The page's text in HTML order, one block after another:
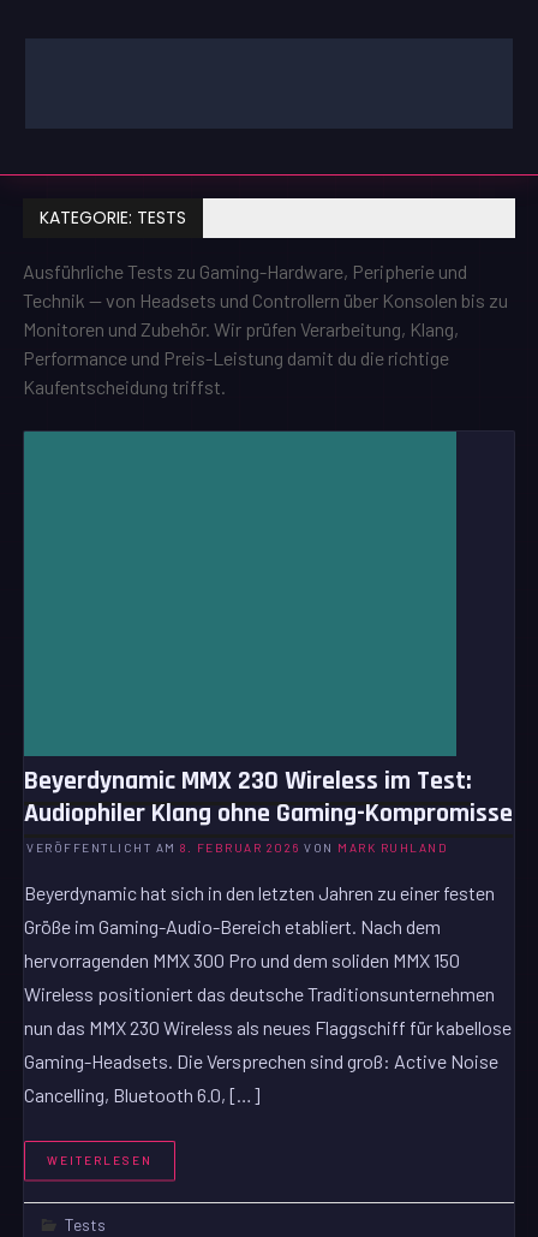
Inhalt
KATEGORIE: TESTS
Ausführliche Tests zu Gaming-Hardware, Peripherie und
Technik — von Headsets und Controllern über Konsolen bis zu
Monitoren und Zubehör. Wir prüfen Verarbeitung, Klang,
Performance und Preis-Leistung damit du die richtige
Kaufentscheidung triffst.
Beyerdynamic MMX 230 Wireless im Test:
Audiophiler Klang ohne Gaming-Kompromisse
VERÖFFENTLICHT AM8. FEBRUAR 2026 VON MARK RUHLAND
Beyerdynamic hat sich in den letzten Jahren zu einer festen
Größe im Gaming-Audio-Bereich etabliert. Nach dem
hervorragenden MMX 300 Pro und dem soliden MMX 150
Wireless positioniert das deutsche Traditionsunternehmen
nun das MMX 230 Wireless als neues Flaggschiff für kabellose
Gaming-Headsets. Die Versprechen sind groß: Active Noise
Cancelling, Bluetooth 6.0, […]
WEITERLESEN
Tests